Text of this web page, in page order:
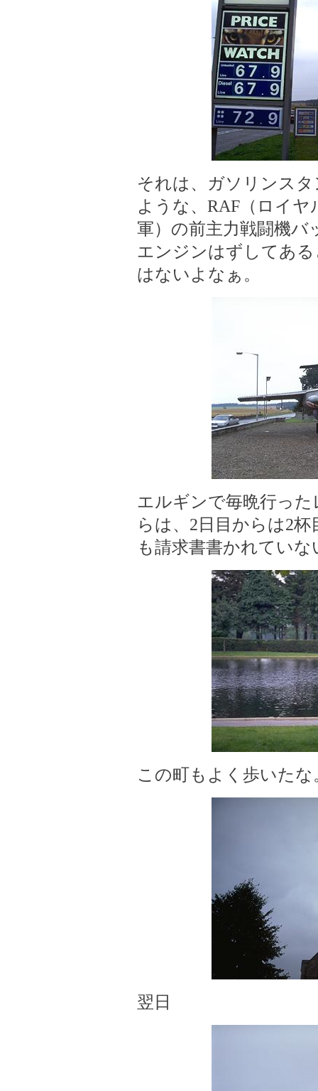
それは、ガソリンス
ような、RAF（ロイ
軍）の前主力戦闘機バ
エンジンはずしてあ
はないよなぁ。
エルギンで毎晩行っ
らは、2日目からは2
も請求書書かれてい
この町もよく歩いたな
翌日